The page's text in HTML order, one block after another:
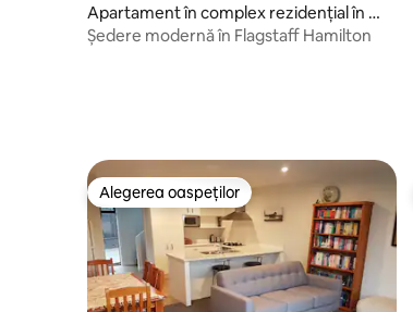
Apartament în complex rezidențial în H
amilton
Ședere modernă în Flagstaff Hamilton
Alegerea oaspeților
Alegerea oaspeților